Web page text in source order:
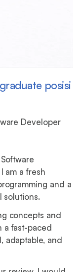
posisi
Developer
am a fresh
and a
solutions.
concepts and
a fast-paced
adaptable, and